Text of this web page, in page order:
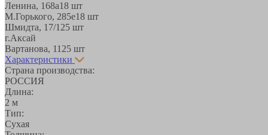
Ленина, 168а18 шт
М.Горького, 285е18 шт
Шмидта, 17/1 25 шт
г.Аксай
Вартанова, 11 25 шт
Характеристики
Страна производства:
РОССИЯ
Длина:
2 м
Тип:
Сухая